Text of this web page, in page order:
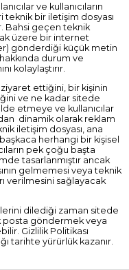
ve kullanıcıların
teknik bir iletişim dosyası
Bahsi geçen teknik
üzere bir internet
gönderdiği küçük metin
durum ve
kolaylaştırır.
ettiğini, bir kişinin
ve ne kadar sitede
etmeye ve kullanıcılar
dinamik olarak reklam
iletişim dosyası, ana
herhangi bir kişisel
pek çoğu başta
tasarlanmıştır ancak
gelmemesi veya teknik
verilmesini sağlayacak
dilediği zaman sitede
posta göndermek veya
Gizlilik Politikası
tarihte yürürlük kazanır.